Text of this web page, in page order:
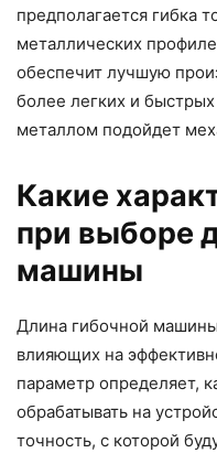
предполагается гибка
металлических
обеспечит лучшую
более легких и
металлом подойдет
Какие
при выборе
машины
Длина гибочной
влияющих на
параметр определяет,
обрабатывать на
точность, с которой